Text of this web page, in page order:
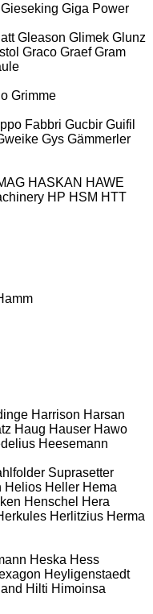
Gieseking Giga Power
Gleason Glimek Glunz
Graco Graef Gram
Grimme
Fabbri Gucbir Guifil
Gys Gämmerler
HASKAN HAWE
HP HSM HTT
Harrison Harsan
Haug Hauser Hawo
Heesemann
Suprasetter
Helios Heller Hema
Henschel Hera
Herlitzius Herma
Heska Hess
Heyligenstaedt
Hilti Himoinsa